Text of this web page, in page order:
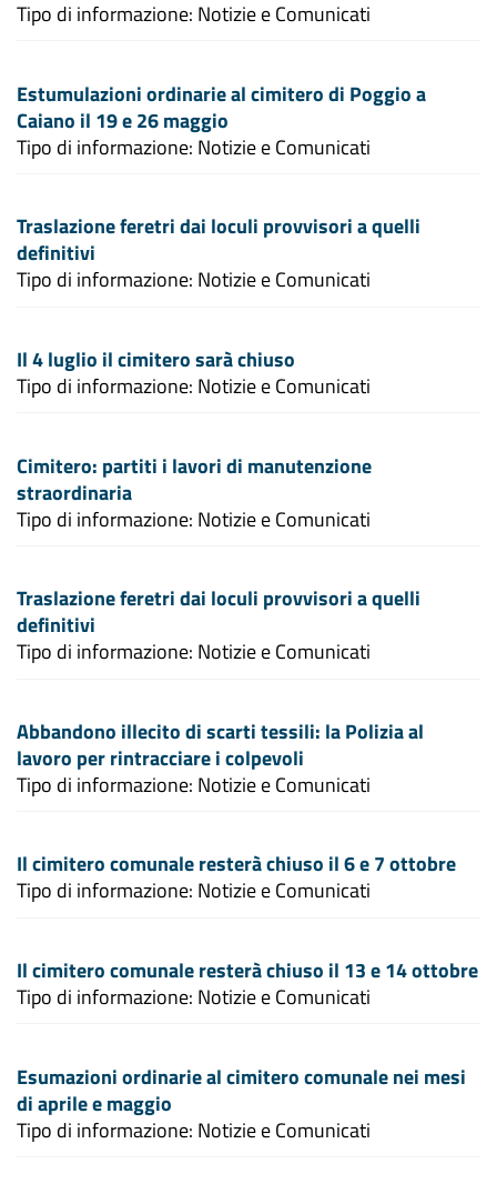
Tipo di informazione: Notizie e Comunicati
Estumulazioni ordinarie al cimitero di Poggio a
Caiano il 19 e 26 maggio
Tipo di informazione: Notizie e Comunicati
Traslazione feretri dai loculi provvisori a quelli
definitivi
Tipo di informazione: Notizie e Comunicati
Il 4 luglio il cimitero sarà chiuso
Tipo di informazione: Notizie e Comunicati
Cimitero: partiti i lavori di manutenzione
straordinaria
Tipo di informazione: Notizie e Comunicati
Traslazione feretri dai loculi provvisori a quelli
definitivi
Tipo di informazione: Notizie e Comunicati
Abbandono illecito di scarti tessili: la Polizia al
lavoro per rintracciare i colpevoli
Tipo di informazione: Notizie e Comunicati
Il cimitero comunale resterà chiuso il 6 e 7 ottobre
Tipo di informazione: Notizie e Comunicati
Il cimitero comunale resterà chiuso il 13 e 14 ottobre
Tipo di informazione: Notizie e Comunicati
Esumazioni ordinarie al cimitero comunale nei mesi
di aprile e maggio
Tipo di informazione: Notizie e Comunicati